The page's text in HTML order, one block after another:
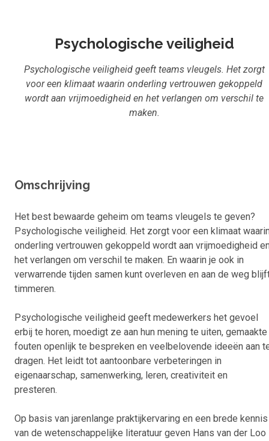
Psychologische veiligheid
Psychologische veiligheid geeft teams vleugels. Het zorgt
voor een klimaat waarin onderling vertrouwen gekoppeld
wordt aan vrijmoedigheid en het verlangen om verschil te
maken.
Omschrijving
Het best bewaarde geheim om teams vleugels te geven?
Psychologische veiligheid. Het zorgt voor een klimaat
onderling vertrouwen gekoppeld wordt aan vrijmoedigheid
het verlangen om verschil te maken. En waarin je ook in
verwarrende tijden samen kunt overleven en aan de weg
timmeren.
Psychologische veiligheid geeft medewerkers het gevoel
erbij te horen, moedigt ze aan hun mening te uiten, gemaakte
fouten openlijk te bespreken en veelbelovende ideeën aan
dragen. Het leidt tot aantoonbare verbeteringen in
eigenaarschap, samenwerking, leren, creativiteit en
presteren.
Op basis van jarenlange praktijkervaring en een brede kennis
van de wetenschappelijke literatuur geven Hans van der Loo